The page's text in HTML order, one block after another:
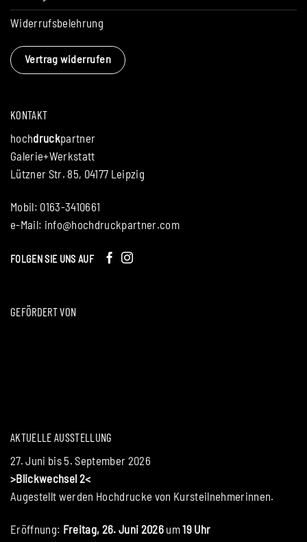
KONTAKT
hochdruckpartner
Galerie+Werkstatt
Lützner Str. 85, 04177 Leipzig
Mobil: 0163-3410661
e-Mail: info@hochdruckpartner.com
FOLGEN SIE UNS AUF
GEFÖRDERT VON
AKTUELLE AUSSTELLUNG
27. Juni bis 5. September 2026
>Blickwechsel 2<
Augestellt werden Hochdrucke von Kursteilnehmerinnen.
Eröffnung: Freitag, 26. Juni 2026 um19 Uhr
Widerrufsbelehrung
Vertrag widerrufen